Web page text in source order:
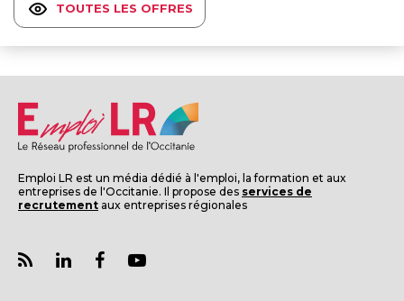
TOUTES LES OFFRES
Emploi LR est un média dédié à l'emploi, la formation et aux
entreprises de l'Occitanie. Il propose des services de
recrutement aux entreprises régionales